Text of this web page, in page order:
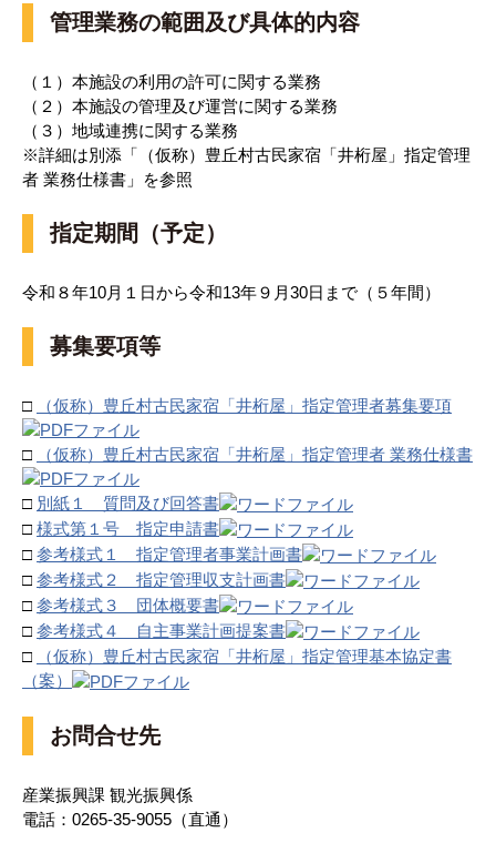
管理業務の範囲及び具体的内容
（１）本施設の利用の許可に関する業務
（２）本施設の管理及び運営に関する業務
（３）地域連携に関する業務
※詳細は別添「（仮称）豊丘村古民家宿「井桁屋」指定管理
者 業務仕様書」を参照
指定期間（予定）
令和８年10月１日から令和13年９月30日まで（５年間）
募集要項等
□ （仮称）豊丘村古民家宿「井桁屋」指定管理者募集要項
□ （仮称）豊丘村古民家宿「井桁屋」指定管理者 業務仕様書
□ 別紙１ 質問及び回答書
□ 様式第１号 指定申請書
□ 参考様式１ 指定管理者事業計画書
□ 参考様式２ 指定管理収支計画書
□ 参考様式３ 団体概要書
□ 参考様式４ 自主事業計画提案書
□
（仮称）豊丘村古民家宿「井桁屋」指定管理基本協定書
（案）
お問合せ先
産業振興課 観光振興係
電話：0265-35-9055（直通）